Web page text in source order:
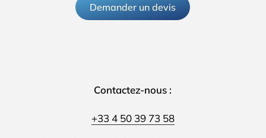
Demander un devis
Contactez-nous :
+33 4 50 39 73 58